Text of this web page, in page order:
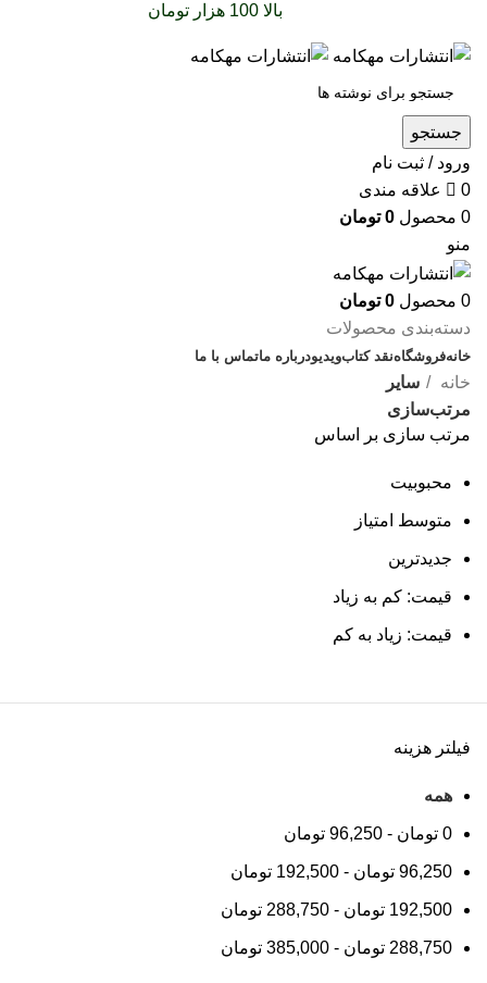
بالا 100 هزار تومان
جستجو
ورود / ثبت نام
0
علاقه مندی
0 محصول 0 تومان
منو
0 محصول 0 تومان
دسته‌بندی محصولات
خانهفروشگاهنقد کتابویدیودرباره‌ ماتماس با ما
خانه
سایر
مرتب‌سازی
مرتب سازی بر اساس
محبوبیت
متوسط امتیاز
جدیدترین
قیمت: کم به زیاد
قیمت: زیاد به کم
فیلتر هزینه
همه
0 تومان -
96,250 تومان
96,250 تومان -
192,500 تومان
192,500 تومان -
288,750 تومان
288,750 تومان -
385,000 تومان